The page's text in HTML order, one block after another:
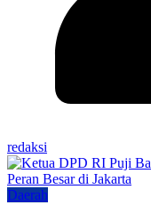
redaksi
Daerah